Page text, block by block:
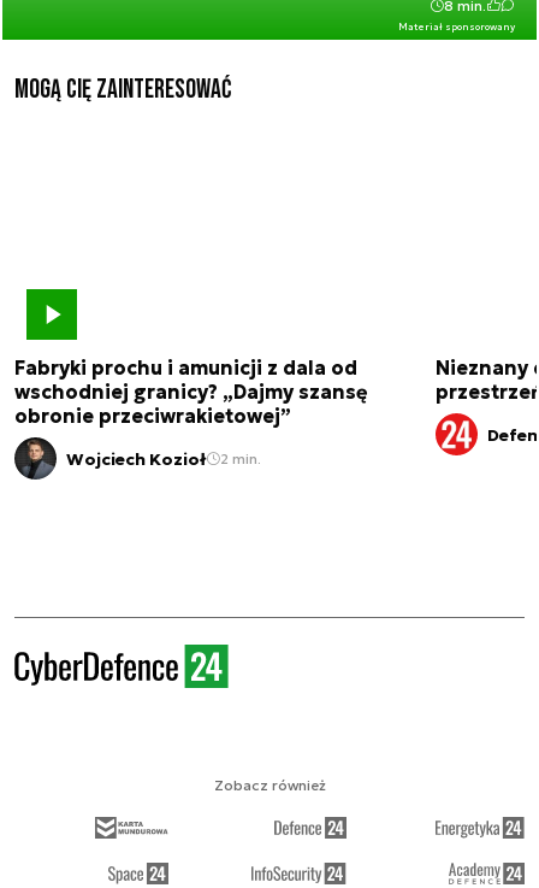
Materiał sponsorowany
8 min.
Mogą Cię zainteresować
Fabryki prochu i amunicji z dala od
wschodniej granicy? „Dajmy szansę
obronie przeciwrakietowej”
Wojciech Kozioł 2 min.
Nieznany
Zobacz również